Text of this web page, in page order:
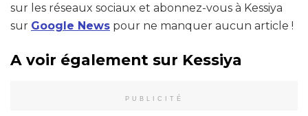
sur les réseaux sociaux et abonnez-vous à Kessiya
sur Google News pour ne manquer aucun article !
A voir également sur Kessiya
PUBLICITÉ